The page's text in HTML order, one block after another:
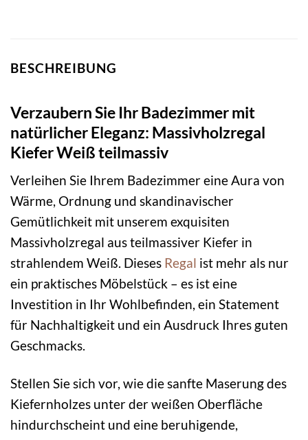
BESCHREIBUNG
Verzaubern Sie Ihr Badezimmer mit
natürlicher Eleganz: Massivholzregal
Kiefer Weiß teilmassiv
Verleihen Sie Ihrem Badezimmer eine Aura von
Wärme, Ordnung und skandinavischer
Gemütlichkeit mit unserem exquisiten
Massivholzregal aus teilmassiver Kiefer in
strahlendem Weiß. Dieses Regal ist mehr als nur
ein praktisches Möbelstück – es ist eine
Investition in Ihr Wohlbefinden, ein Statement
für Nachhaltigkeit und ein Ausdruck Ihres guten
Geschmacks.
Stellen Sie sich vor, wie die sanfte Maserung des
Kiefernholzes unter der weißen Oberfläche
hindurchscheint und eine beruhigende,